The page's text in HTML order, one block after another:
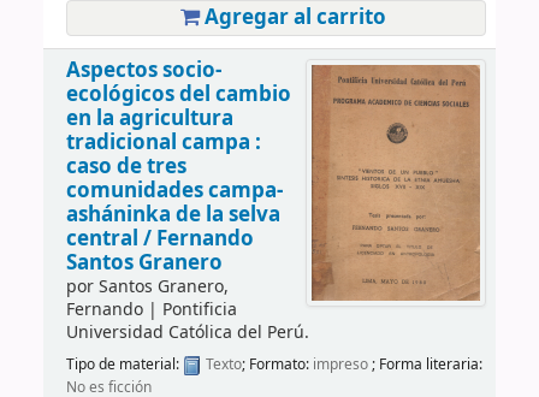
Agregar al carrito
Aspectos socio-
ecológicos del cambio
en la agricultura
tradicional campa :
caso de tres
comunidades campa-
asháninka de la selva
central / Fernando
Santos Granero
porSantos Granero,
Fernando| Pontificia
Universidad Católica del Perú.
Tipo de material: Texto; Formato: impreso; Forma literaria:
No es ficción